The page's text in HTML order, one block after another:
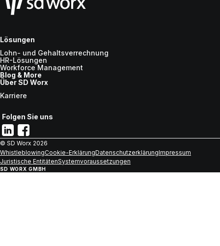
Lösungen
Lohn- und Gehaltsverrechnung
HR-Lösungen
Workforce Management
Blog & More
Über SD Worx
Karriere
Folgen Sie uns
© SD Worx 2026
WhistleblowingCookie-ErklärungDatenschutzerklärungImpressum
Juristische EntitätenSystemvoraussetzungen
SD WORX GMBH